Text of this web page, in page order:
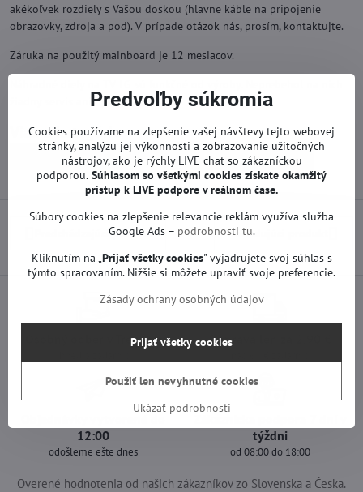
akékoľvek rozdiely s Vašou doskou (hlavne káble na pripojenie
obrazovky, zdroja a pod). V prípade otázok nás, prosím, kontaktujte.
Záruka na použitý mainboard je 12 mesiacov.
žiadny servis ani oprava.
Viac z kategórie
Náhradné diely | LG TV Základné dosky | LG TV
Predchádzajúci produkt Nasledujúci produkt
Osobný odber v Trenčíne Doprava len za 2,90 €
12:00
odošleme ešte dnes
týždni
od 08:00 do 18:00
Overené hodnotenia od našich zákazníkov zo Slovenska a Česka.
Predvoľby súkromia
Cookies používame na zlepšenie vašej návštevy tejto webovej
stránky, analýzu jej výkonnosti a zobrazovanie užitočných
nástrojov, ako je rýchly LIVE chat so zákazníckou
podporou. Súhlasom so všetkými cookies získate okamžitý
prístup k LIVE podpore v reálnom čase.
Súbory cookies na zlepšenie relevancie reklám využíva služba
Google Ads – podrobnosti tu.
Kliknutím na „ Prijať všetky cookies" vyjadrujete svoj súhlas s
týmto spracovaním. Nižšie si môžete upraviť svoje preferencie.
Zásady ochrany osobných údajov
Ukázať podrobnosti
Prijať všetky cookies
Použiť len nevyhnutné cookies